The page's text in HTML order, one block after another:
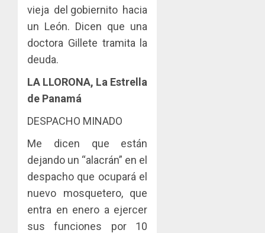
vieja del gobiernito hacia
un León. Dicen que una
doctora Gillete tramita la
deuda.
LA LLORONA, La Estrella
de Panamá
DESPACHO MINADO
Me dicen que están
dejando un “alacrán” en el
despacho que ocupará el
nuevo mosquetero, que
entra en enero a ejercer
sus funciones por 10